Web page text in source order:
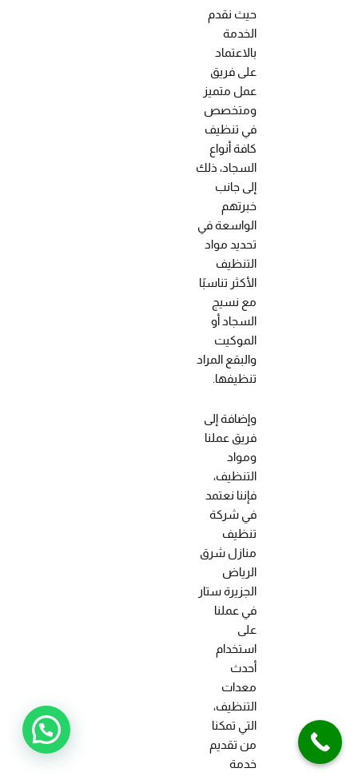
حيث نقدم
الخدمة
بالاعتماد
على فريق
عمل متميز
ومتخصص
في تنظيف
كافة أنواع
السجاد، ذلك
إلى جانب
خبرتهم
الواسعة في
تحديد مواد
التنظيف
الأكثر تناسبًا
مع نسيج
السجاد أو
الموكيت
والبقع المراد
تنظيفها.
وإضافة إلى
فريق عملنا
ومواد
التنظيف،
فإننا نعتمد
في شركة
تنظيف
منازل شرق
الرياض
الجزيرة ستار
في عملنا
على
استخدام
أحدث
معدات
التنظيف،
التي تمكنا
من تقديم
خدمة